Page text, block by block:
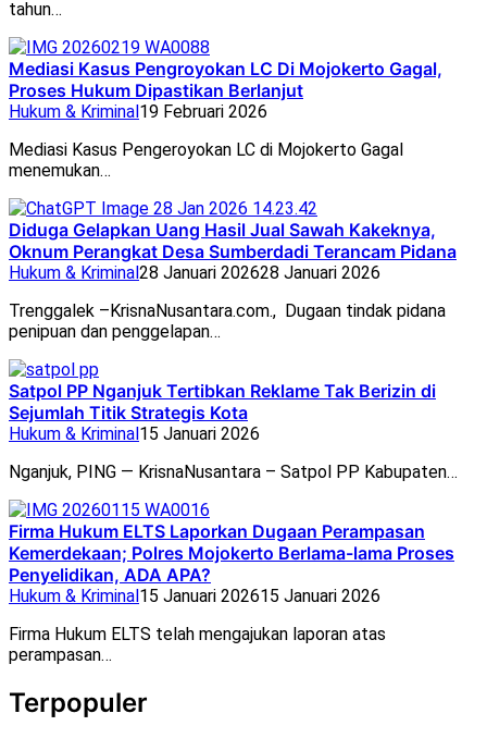
tahun…
Mediasi Kasus Pengroyokan LC Di Mojokerto Gagal,
Proses Hukum Dipastikan Berlanjut
Hukum & Kriminal19 Februari 2026
Mediasi Kasus Pengeroyokan LC di Mojokerto Gagal
menemukan…
Diduga Gelapkan Uang Hasil Jual Sawah Kakeknya,
Oknum Perangkat Desa Sumberdadi Terancam Pidana
Hukum & Kriminal28 Januari 202628 Januari 2026
Trenggalek –KrisnaNusantara.com., Dugaan tindak pidana
penipuan dan penggelapan…
Satpol PP Nganjuk Tertibkan Reklame Tak Berizin di
Sejumlah Titik Strategis Kota
Hukum & Kriminal15 Januari 2026
Nganjuk, PING — KrisnaNusantara – Satpol PP Kabupaten…
Firma Hukum ELTS Laporkan Dugaan Perampasan
Kemerdekaan; Polres Mojokerto Berlama-lama Proses
Penyelidikan, ADA APA?
Hukum & Kriminal15 Januari 202615 Januari 2026
Firma Hukum ELTS telah mengajukan laporan atas
perampasan…
Terpopuler